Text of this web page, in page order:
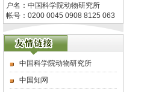
户名：中国科学院动物研究所
帐号：0200 0045 0908 8125 063
中国科学院动物研究所
中国知网